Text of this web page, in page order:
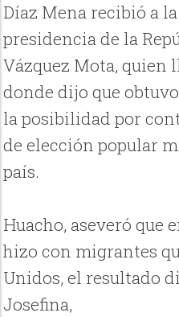
Díaz Mena recibió a
presidencia de la
Vázquez Mota, quien
donde dijo que
la posibilidad por
de elección popular
país.
Huacho, aseveró que
hizo con migrantes
Unidos, el resultado
Josefina,